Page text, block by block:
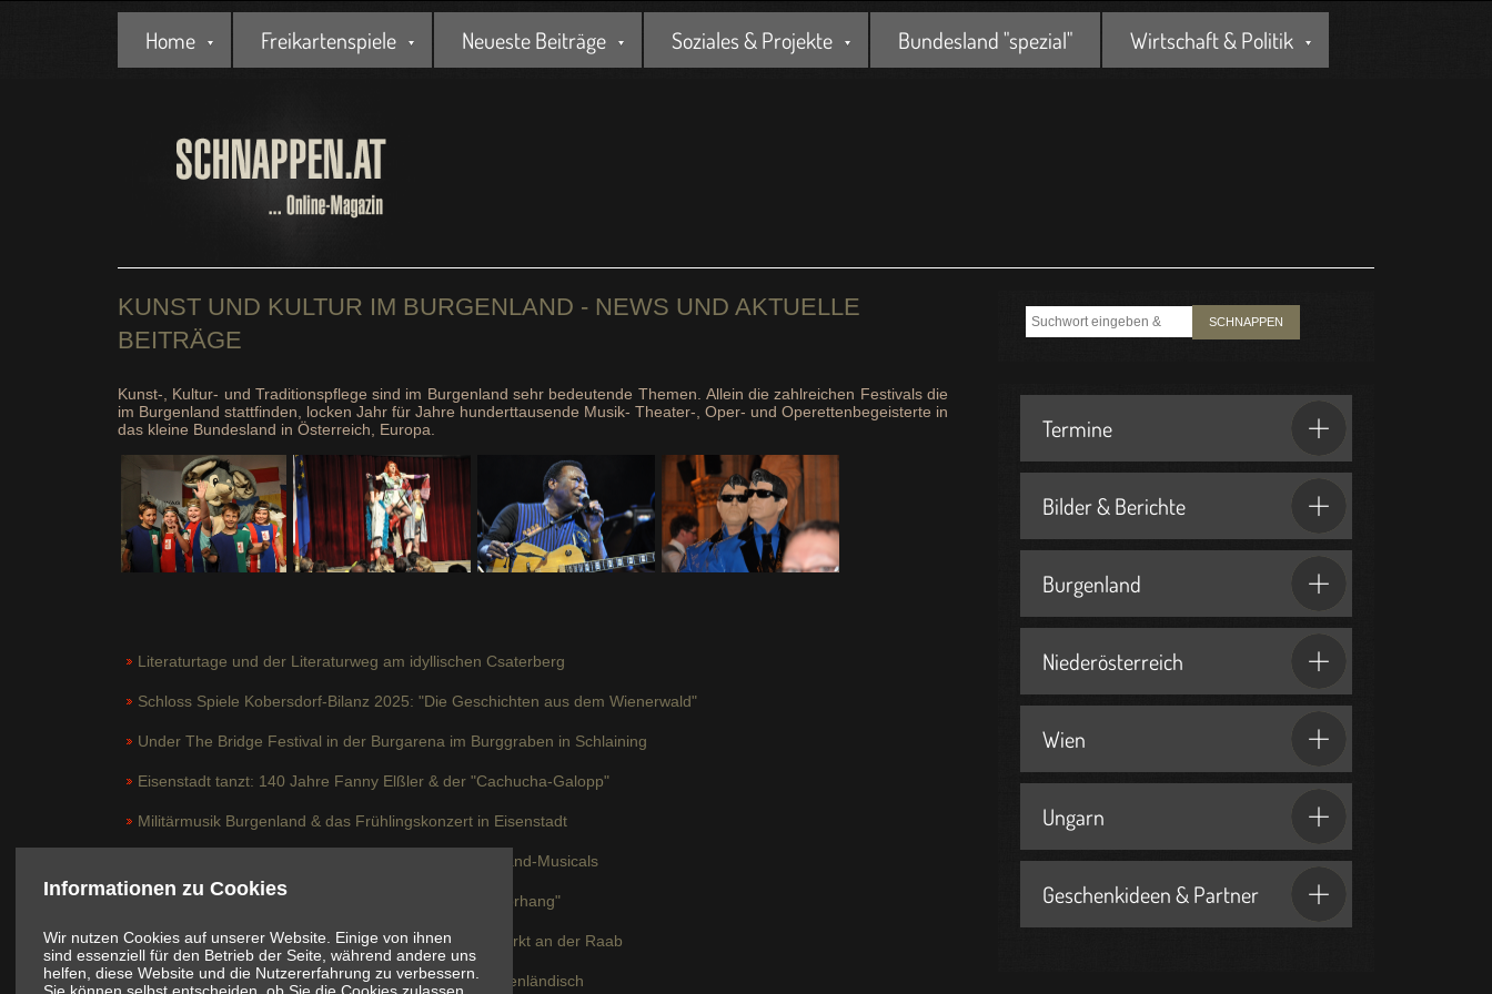
Informationen zu Cookies
Wir nutzen Cookies auf unserer Website. Einige von ihnen
sind essenziell für den Betrieb der Seite, während andere uns
helfen, diese Website und die Nutzererfahrung zu verbessern.
Home Freikartenspiele Neueste Beiträge Soziales & Projekte Bundesland "spezial" Wirtschaft & Politik
KUNST UND KULTUR IM BURGENLAND - NEWS UND AKTUELLE
BEITRÄGE
Kunst-, Kultur- und Traditionspflege sind im Burgenland sehr bedeutende Themen. Allein die zahlreichen Festivals die
im Burgenland stattfinden, locken Jahr für Jahre hunderttausende Musik- Theater-, Oper- und Operettenbegeisterte in
das kleine Bundesland in Österreich, Europa.
Literaturtage und der Literaturweg am idyllischen Csaterberg
Schloss Spiele Kobersdorf-Bilanz 2025: "Die Geschichten aus dem Wienerwald"
Under The Bridge Festival in der Burgarena im Burggraben in Schlaining
Eisenstadt tanzt: 140 Jahre Fanny Elßler & der "Cachucha-Galopp"
Militärmusik Burgenland & das Frühlingskonzert in Eisenstadt
"Die fliegende Burg" & die Uraufführung des Burgenland-Musicals
Generation Next: "Junge Kulturschaffende vor den Vorhang"
Kunstsymposium "eu-art-network" erstmals in Neumarkt an der Raab
Uhudlerlandestheater: "Der Freyschütz" auf Südburgenländisch
SCHNAPPEN
Termine
Bilder & Berichte
Burgenland
Niederösterreich
Wien
Ungarn
Geschenkideen & Partner